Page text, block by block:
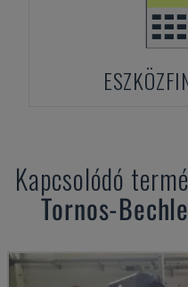
Kapcsolódó
Tornos-